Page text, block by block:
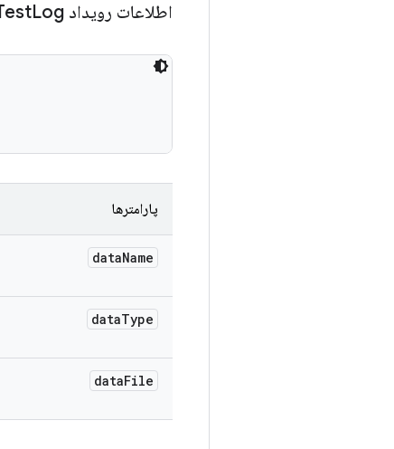
اطلاعات رویداد Test Log
پارامترها
dataName
dataType
dataFile